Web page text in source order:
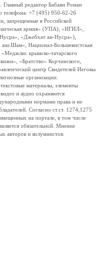
Главный редактор Бабаян Роман
телефона: +7 (495) 950-62-26
запрещенные в Российской
армия» (УПА), «ИГИЛ»,
«Джебхат ан-Нусра»),
аш-Шам», Национал-Большевистская
крымско-татарского
«Братство» Корчинского,
центр Свидетелей Иеговы
организации.
материалы, элементы
и аудио охраняются
нормами права и не
Согласно ст.ст. 1274,1275
на портале, в том числе
обязательной. Мнение
авторов и колумнистов.